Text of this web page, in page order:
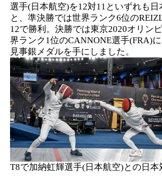
で
す
選手(日本航空)を12対11といずれも
と、準決勝では世界ランク6位の
12で勝利。決勝では東京2020オリン
界ランク1位のCANNONE選手(FRA)に
見事銀メダルを手にしました。
T8で加納虹輝選手(日本航空)との日本